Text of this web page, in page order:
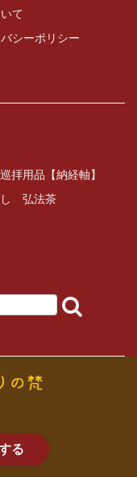
て
シーポリシー
拝用品【納経軸】
し 弘法茶
る